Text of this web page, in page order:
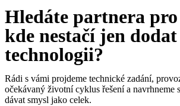
Hledáte partnera
kde nestačí jen dodat
technologii?
Rádi s vámi projdeme technické zadání,
očekávaný životní cyklus řešení a navrhneme
dávat smysl jako celek.